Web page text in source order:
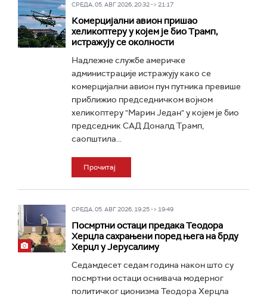
СРЕДА, 05. АВГ 2026, 20:32 -> 21:17
Комерцијални авион пришао
хеликоптеру у којем је био Трамп,
истражују се околности
Надлежне службе америчке
администрације истражују како се
комерцијални авион пун путника превише
приближио председничком војном
хеликоптеру "Марин Један" у којем је био
председник САД Доналд Трамп,
саопштила...
Прочитај
СРЕДА, 05. АВГ 2026, 19:25 -> 19:49
Посмртни остаци предака Теодора
Херцла сахрањени поред њега на брду
Херцл у Јерусалиму
Седамдесет седам година након што су
посмртни остаци оснивача модерног
политичког ционизма Теодора Херцла